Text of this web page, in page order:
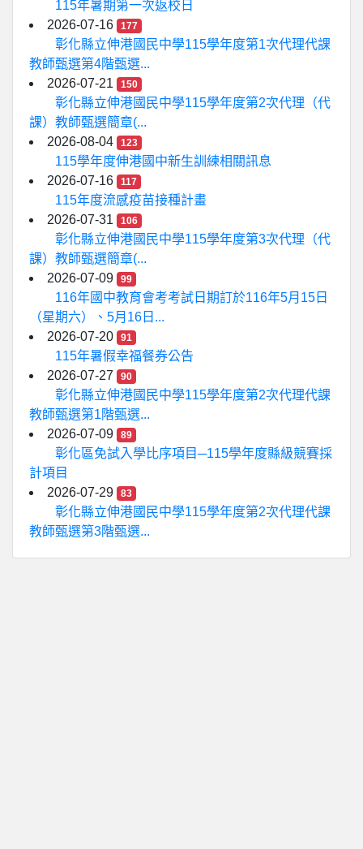
115年暑期第一次返校日
2026-07-16
177
彰化縣立伸港國民中學115學年度第1次代理代課
教師甄選第4階甄選...
2026-07-21
150
彰化縣立伸港國民中學115學年度第2次代理（代
課）教師甄選簡章(...
2026-08-04
123
115學年度伸港國中新生訓練相關訊息
2026-07-16
117
115年度流感疫苗接種計畫
2026-07-31
106
彰化縣立伸港國民中學115學年度第3次代理（代
課）教師甄選簡章(...
2026-07-09
99
116年國中教育會考考試日期訂於116年5月15日
（星期六）、5月16日...
2026-07-20
91
115年暑假幸福餐券公告
2026-07-27
90
彰化縣立伸港國民中學115學年度第2次代理代課
教師甄選第1階甄選...
2026-07-09
89
彰化區免試入學比序項目─115學年度縣級競賽採
計項目
2026-07-29
83
彰化縣立伸港國民中學115學年度第2次代理代課
教師甄選第3階甄選...